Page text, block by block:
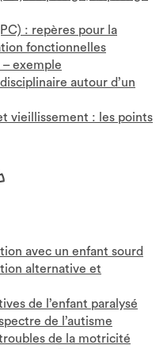
: repères pour la
fonctionnelles
– exemple
autour d’un
vieillissement : les points
avec un enfant sourd
alternative et
de l’enfant paralysé
de l’autisme
de la motricité